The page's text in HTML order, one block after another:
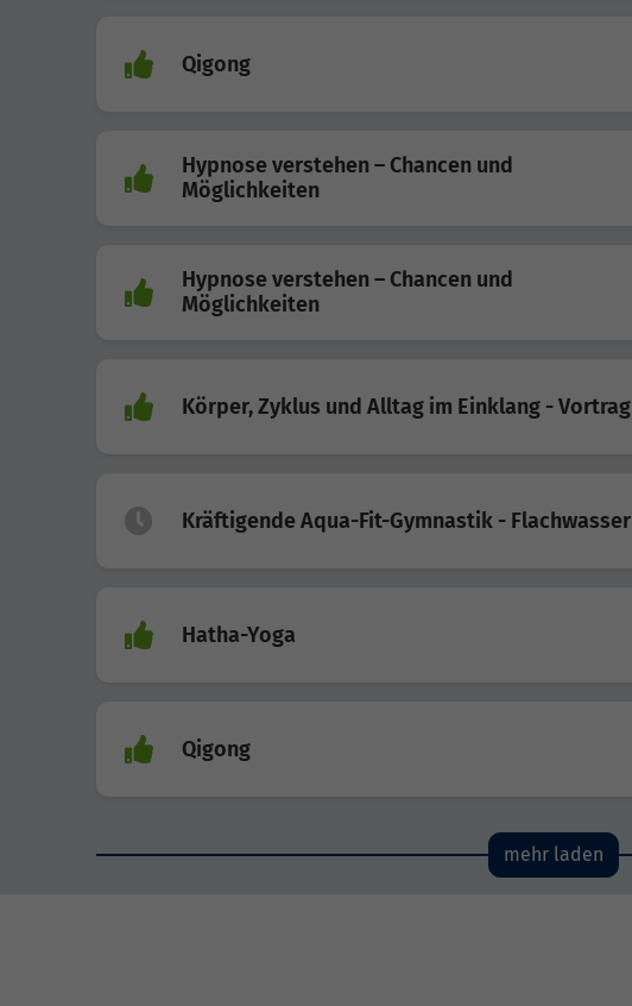
Qigong
Hypnose verstehen – Chancen und
Möglichkeiten
Hypnose verstehen – Chancen und
Möglichkeiten
Körper, Zyklus und Alltag im Einklang - Vortrag
Kräftigende Aqua-Fit-Gymnastik - Flachwasser
Hatha-Yoga
Qigong
mehr laden